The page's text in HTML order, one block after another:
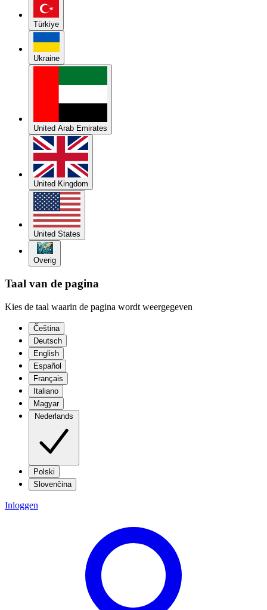
Türkiye
Ukraine
United Arab Emirates
United Kingdom
United States
Overig
Taal van de pagina
Kies de taal waarin de pagina wordt weergegeven
Čeština
Deutsch
English
Español
Français
Italiano
Magyar
Nederlands
Polski
Slovenčina
Inloggen